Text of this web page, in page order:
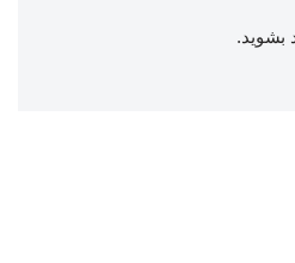
بشوید.